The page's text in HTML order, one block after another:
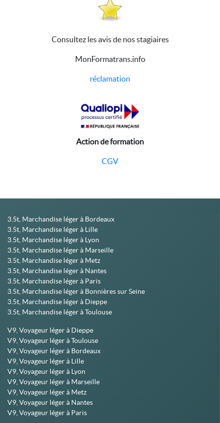
Consultez les avis de nos stagiaires
MonFormatrans.info
réclamation
Action de formation
CGV
3.5t, Marchandise léger à Bordeaux
3.5t, Marchandise léger à Lille
3.5t, Marchandise léger à Lyon
3.5t, Marchandise léger à Marseille
3.5t, Marchandise léger à Metz
3.5t, Marchandise léger à Nantes
3.5t, Marchandise léger à Paris
3.5t, Marchandise léger à Bonnières sur Seine
3.5t, Marchandise léger à Dieppe
3.5t, Marchandise léger à Toulouse
V9, Voyageur léger à Dieppe
V9, Voyageur léger à Toulouse
V9, Voyageur léger à Bordeaux
V9, Voyageur léger à Lille
V9, Voyageur léger à Lyon
V9, Voyageur léger à Marseille
V9, Voyageur léger à Metz
V9, Voyageur léger à Nantes
V9, Voyageur léger à Paris